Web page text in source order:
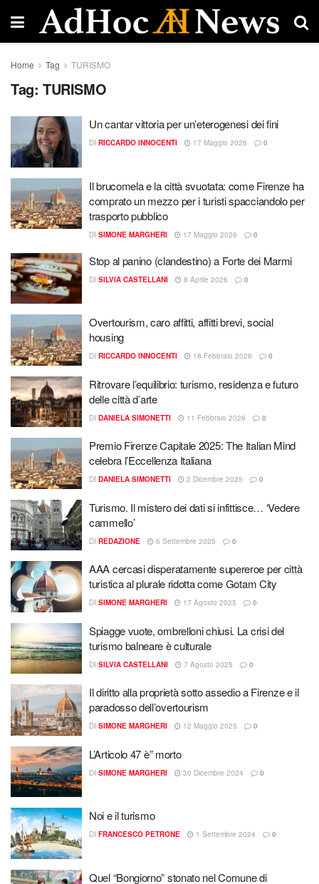
Home Tag TURISMO
Tag: TURISMO
Un cantar vittoria per un’eterogenesi dei fini
DI RICCARDO INNOCENTI 17 Maggio 2026 0
Il brucomela e la città svuotata: come Firenze ha
comprato un mezzo per i turisti spacciandolo per
trasporto pubblico
DI SIMONE MARGHERI 17 Maggio 2026 0
Stop al panino (clandestino) a Forte dei Marmi
DI SILVIA CASTELLANI 8 Aprile 2026 0
Overtourism, caro affitti, affitti brevi, social
housing
DI RICCARDO INNOCENTI 18 Febbraio 2026 0
Ritrovare l’equilibrio: turismo, residenza e futuro
delle città d’arte
DI DANIELA SIMONETTI 11 Febbraio 2026 0
Premio Firenze Capitale 2025: The Italian Mind
celebra l’Eccellenza Italiana
DI DANIELA SIMONETTI 2 Dicembre 2025 0
Turismo. Il mistero dei dati si infittisce… ‘Vedere
cammello’
DI REDAZIONE 6 Settembre 2025 0
AAA cercasi disperatamente supereroe per città
turistica al plurale ridotta come Gotam City
DI SIMONE MARGHERI 17 Agosto 2025 0
Spiagge vuote, ombrelloni chiusi. La crisi del
turismo balneare è culturale
DI SILVIA CASTELLANI 7 Agosto 2025 0
Il diritto alla proprietà sotto assedio a Firenze e il
paradosso dell’overtourism
DI SIMONE MARGHERI 12 Maggio 2025 0
L’Articolo 47 è” morto
DI SIMONE MARGHERI 30 Dicembre 2024 0
Noi e il turismo
DI FRANCESCO PETRONE 1 Settembre 2024 0
Quel “Bongiorno” stonato nel Comune di